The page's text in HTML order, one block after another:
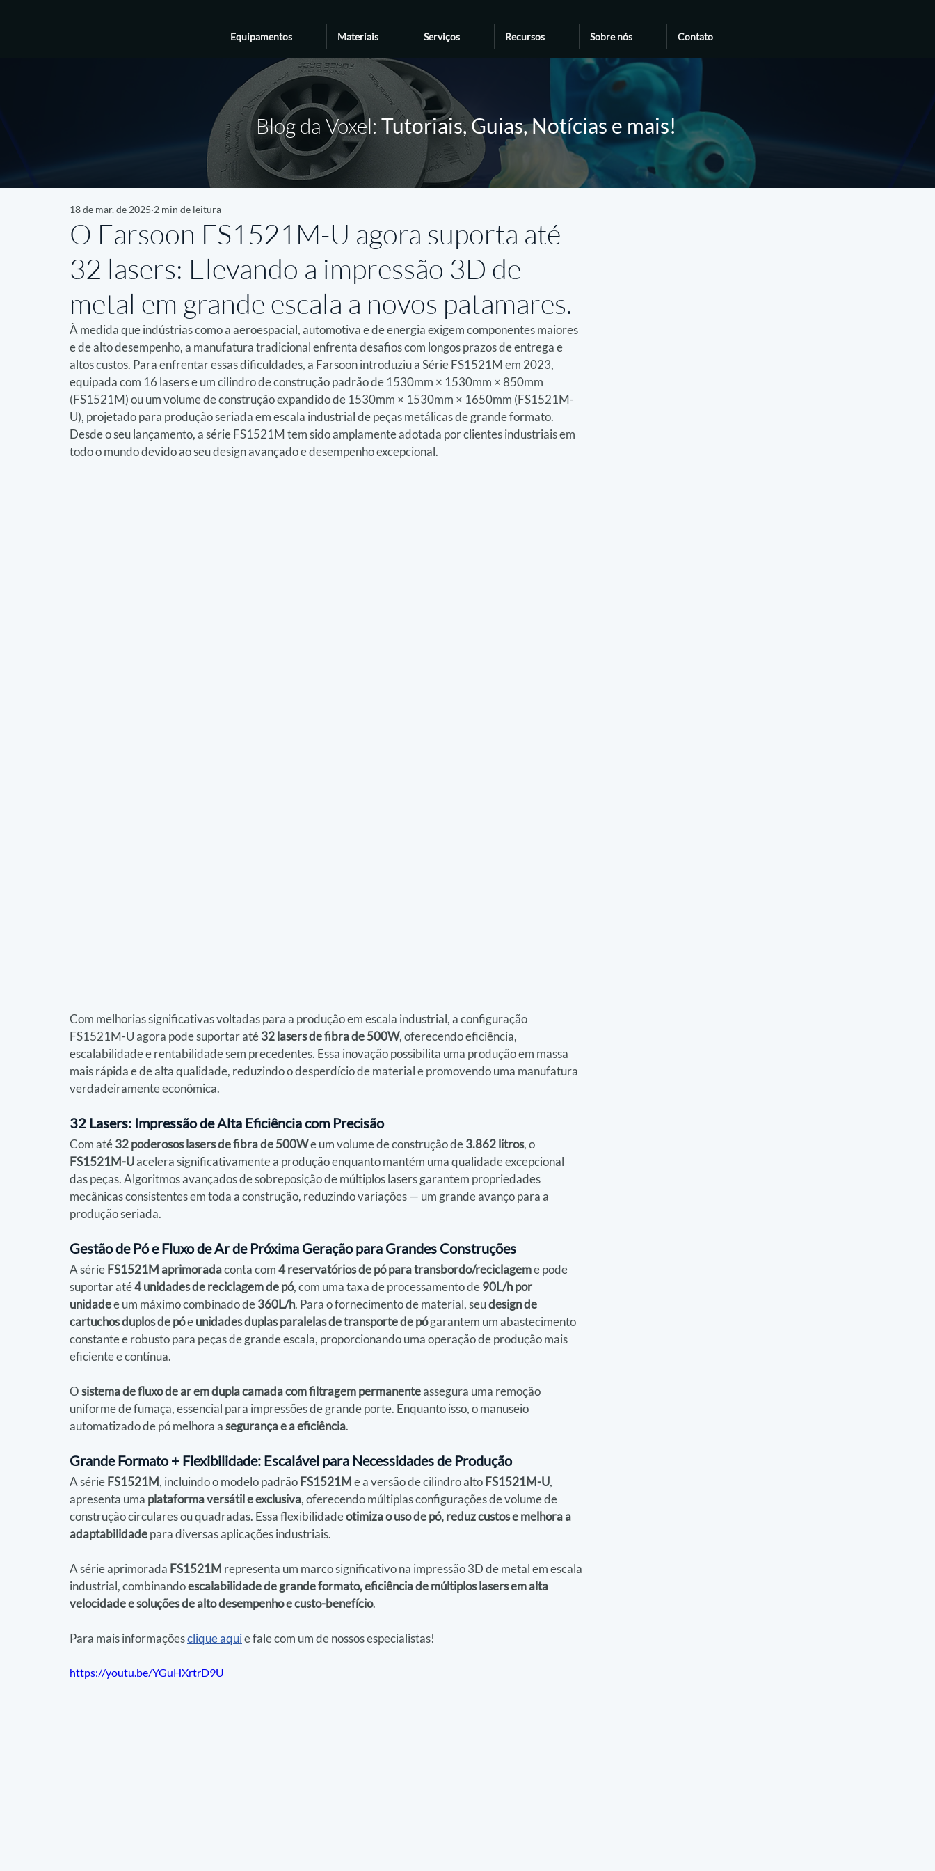
Equipamentos Materiais Serviços Recursos Sobre nós Contato
Blog da Voxel: Tutoriais, Guias, Notícias e mais!
O Farsoon FS1521M-U agora suporta até
32 lasers: Elevando a impressão 3D de
metal em grande escala a novos patamares.
18 de mar. de 2025 2 min de leitura
À medida que indústrias como a aeroespacial, automotiva e de energia exigem componentes maiores
e de alto desempenho, a manufatura tradicional enfrenta desafios com longos prazos de entrega e
altos custos. Para enfrentar essas dificuldades, a Farsoon introduziu a Série FS1521M em 2023,
equipada com 16 lasers e um cilindro de construção padrão de 1530mm × 1530mm × 850mm
(FS1521M) ou um volume de construção expandido de 1530mm × 1530mm × 1650mm (FS1521M-
U), projetado para produção seriada em escala industrial de peças metálicas de grande formato.
Desde o seu lançamento, a série FS1521M tem sido amplamente adotada por clientes industriais em
todo o mundo devido ao seu design avançado e desempenho excepcional.
Com melhorias significativas voltadas para a produção em escala industrial, a configuração
FS1521M-U agora pode suportar até 32 lasers de fibra de 500W, oferecendo eficiência,
escalabilidade e rentabilidade sem precedentes. Essa inovação possibilita uma produção em massa
mais rápida e de alta qualidade, reduzindo o desperdício de material e promovendo uma manufatura
verdadeiramente econômica.
32 Lasers: Impressão de Alta Eficiência com Precisão
Com até 32 poderosos lasers de fibra de 500W e um volume de construção de 3.862 litros, o
FS1521M-U acelera significativamente a produção enquanto mantém uma qualidade excepcional
das peças. Algoritmos avançados de sobreposição de múltiplos lasers garantem propriedades
mecânicas consistentes em toda a construção, reduzindo variações — um grande avanço para a
produção seriada.
Gestão de Pó e Fluxo de Ar de Próxima Geração para Grandes Construções
A série FS1521M aprimorada conta com 4 reservatórios de pó para transbordo/reciclagem e pode
suportar até 4 unidades de reciclagem de pó, com uma taxa de processamento de 90L/h por
unidade e um máximo combinado de 360L/h. Para o fornecimento de material, seu design de
cartuchos duplos de pó e unidades duplas paralelas de transporte de pó garantem um abastecimento
constante e robusto para peças de grande escala, proporcionando uma operação de produção mais
eficiente e contínua.
O sistema de fluxo de ar em dupla camada com filtragem permanente assegura uma remoção
uniforme de fumaça, essencial para impressões de grande porte. Enquanto isso, o manuseio
automatizado de pó melhora a segurança e a eficiência.
Grande Formato + Flexibilidade: Escalável para Necessidades de Produção
A série FS1521M, incluindo o modelo padrão FS1521M e a versão de cilindro alto FS1521M-U,
apresenta uma plataforma versátil e exclusiva, oferecendo múltiplas configurações de volume de
construção circulares ou quadradas. Essa flexibilidade otimiza o uso de pó, reduz custos e melhora a
adaptabilidade para diversas aplicações industriais.
A série aprimorada FS1521M representa um marco significativo na impressão 3D de metal em escala
industrial, combinando escalabilidade de grande formato, eficiência de múltiplos lasers em alta
velocidade e soluções de alto desempenho e custo-benefício.
Para mais informações clique aqui e fale com um de nossos especialistas!
https://youtu.be/YGuHXrtrD9U